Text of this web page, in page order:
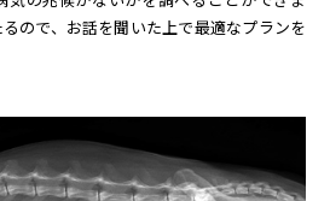
ので、お話を聞いた上で最適なプランを